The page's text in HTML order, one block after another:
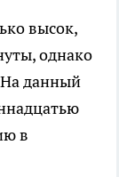
высок,
однако
На данный
в